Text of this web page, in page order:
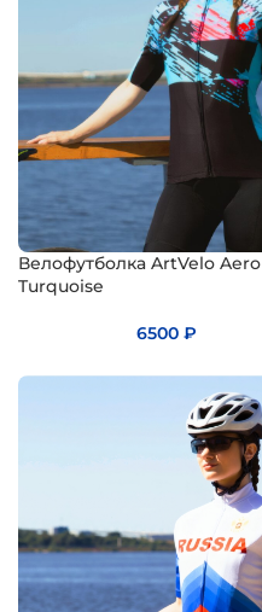
Велофутболка ArtVelo Aero
Turquoise
6500₽